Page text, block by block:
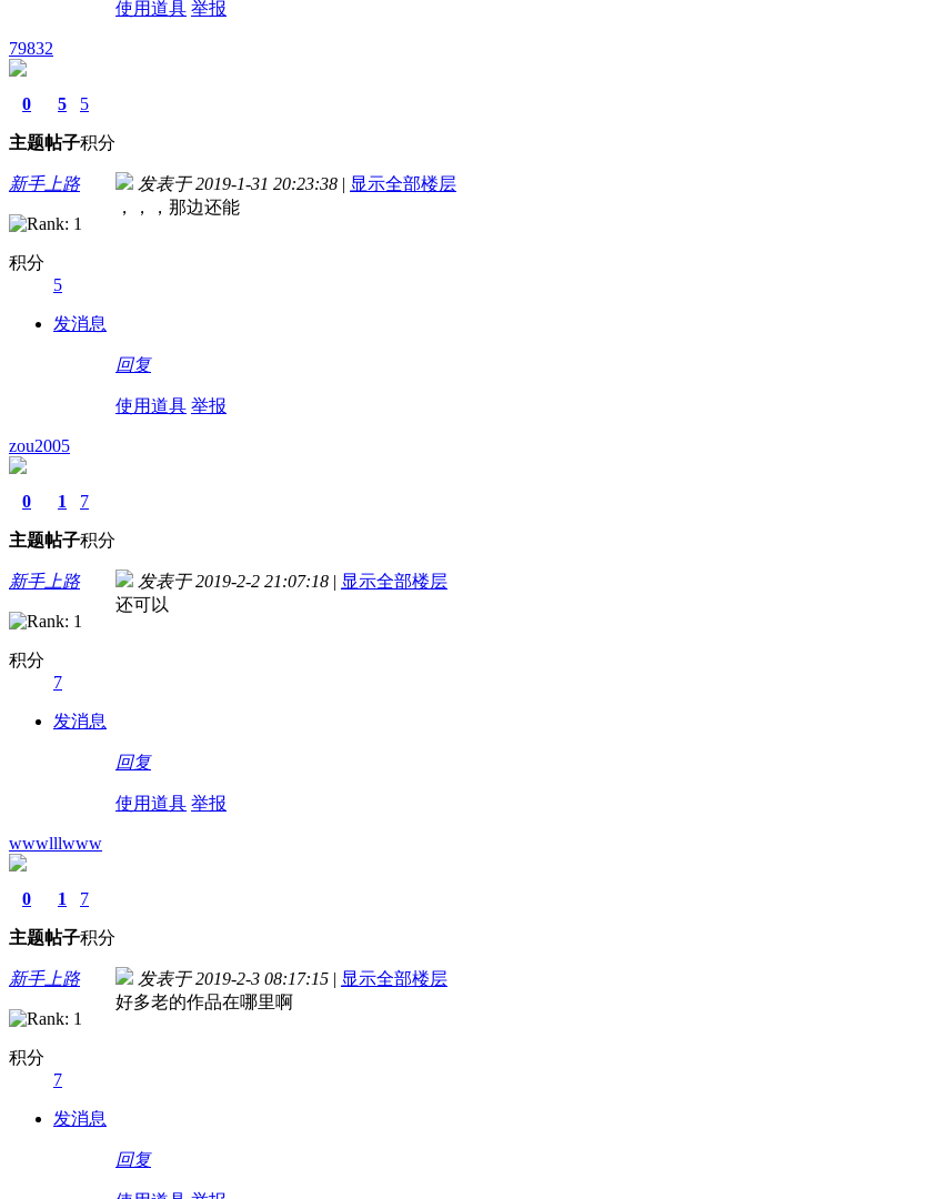
使用道具 举报
79832
0
主题
5
帖子
5
积分
新手上路
积分
5
发消息
发表于 2019-1-31 20:23:38 | 显示全部楼层
，，，那边还能
回复
使用道具 举报
zou2005
0
主题
1
帖子
7
积分
新手上路
积分
7
发消息
发表于 2019-2-2 21:07:18 | 显示全部楼层
还可以
回复
使用道具 举报
wwwlllwww
0
主题
1
帖子
7
积分
新手上路
积分
7
发消息
发表于 2019-2-3 08:17:15 | 显示全部楼层
好多老的作品在哪里啊
回复